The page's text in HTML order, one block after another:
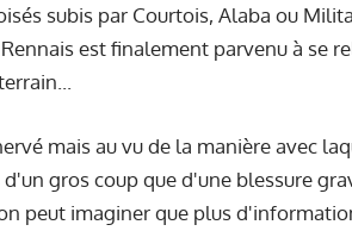
subis par Courtois, Alaba ou
est finalement parvenu à se
mais au vu de la manière avec
gros coup que d'une blessure
peut imaginer que plus